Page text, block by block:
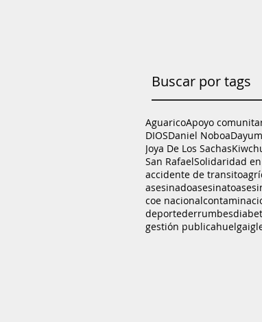
Buscar por tags
AguaricoApoyo
DIOSDaniel Noboa
Joya De Los Sachas
San RafaelSolidaridad
accidente de transito
asesinadoasesinato
coe nacional
deportederrumbes
gestión publicahuelga